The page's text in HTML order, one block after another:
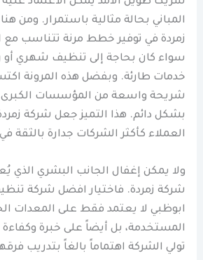
المباني بحالة مثالية باستمرار. ومن
زمردة في توفير خطط مرنة تتناسب مع
سواء كان بحاجة إلى تنظيف شهري أو
خدمات طارئة. وبفضل هذه المرونة
شريحة واسعة من المؤسسات الكبرى
بشكل دائم. هذا التميز جعل شركة
العملاء كأكثر الشركات جدارة بالثقة
ولا يمكن إغفال الجانب البشري الذي
شركة زمردة. فاختيار افضل شركة
ابوظبي لا يعتمد فقط على المعدات
المستخدمة، بل أيضاً على خبرة وكفاءة
تولي الشركة اهتماماً بالغاً بتدريب